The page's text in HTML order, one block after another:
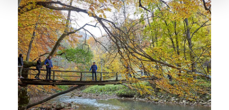
Bursele JTI pentru Jurnalisti
ediția 2018-2019